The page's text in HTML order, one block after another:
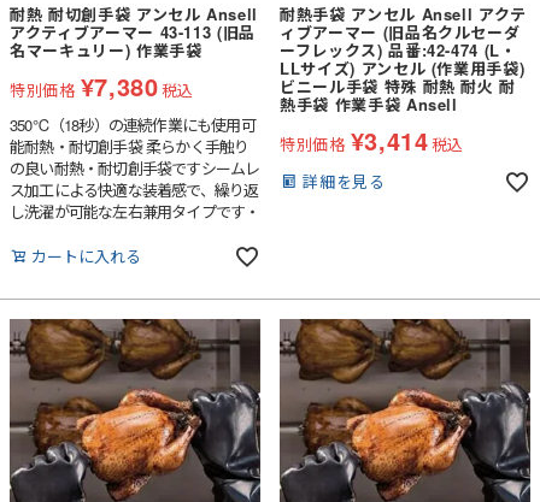
耐熱 耐切創手袋 アンセル Ansell
アクティブアーマー 43-113 (旧品
名マーキュリー) 作業手袋
特別価格 ¥7,380税込
350℃（18秒）の連続作業にも使用可
能耐熱・耐切創手袋 柔らかく手触り
の良い耐熱・耐切創手袋ですシームレ
ス加工による快適な装着感で、繰り返
し洗濯が可能な左右兼用タイプです・
持続します・5本指仕様の耐熱手袋
袋の全長が約33cmの左右兼用タイプ
です・洗濯が可能で繰り返し使用でき
ます・綿のライナーが柔らかく心地よ
い手触りです
カートに入れる
耐熱手袋 アンセル Ansell アクテ
ィブアーマー (旧品名クルセーダ
ーフレックス) 品番:42-474 (L・
LLサイズ) アンセル (作業用手袋)
ビニール手袋 特殊 耐熱 耐火 耐
熱手袋 作業手袋 Ansell
特別価格 ¥3,414税込
詳細を見る